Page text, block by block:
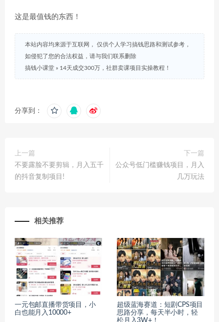
这是最值钱的东西！
本站内容均来源于互联网， 仅供个人学习搞钱思路和测试参考，
如侵犯了您的合法权益，请与我们联系删除
搞钱小课堂 » 14天成交300万，社群卖课项目实操教程！
分享到：
上一篇
不要露脸不要剪辑，月入五千
的抖音复制项目!
下一篇
公众号低门槛赚钱项目，月入
几万玩法
相关推荐
一元包邮直播带货项目，小
白也能月入10000+
超级蓝海赛道：短剧CPS项目
思路分享，每天半小时，轻